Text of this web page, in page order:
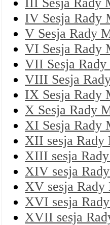
IV Sesja Rady
V Sesja Rady
VI Sesja Rady
VII Sesja
VIII Sesja
IX Sesja Rady
X Sesja Rady
XI Sesja Rady
XII sesja Rady
XIII sesja
XIV sesja
XV sesja
XVI sesja
XVII sesja